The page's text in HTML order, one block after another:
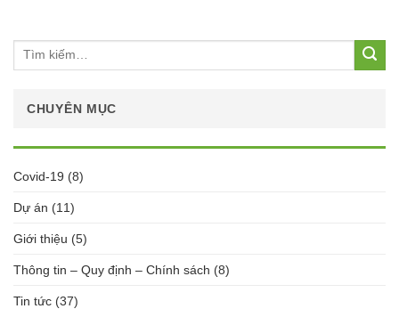
Tìm
CHUYÊN MỤC
Covid-19 (8)
Dự án (11)
Giới thiệu (5)
Thông tin – Quy định – Chính sách (8)
Tin tức (37)